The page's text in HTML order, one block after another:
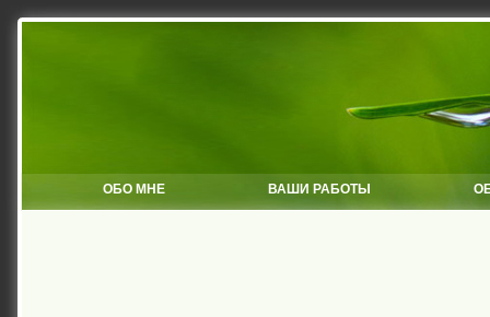
ОБО МНЕ ВАШИ РАБОТЫ